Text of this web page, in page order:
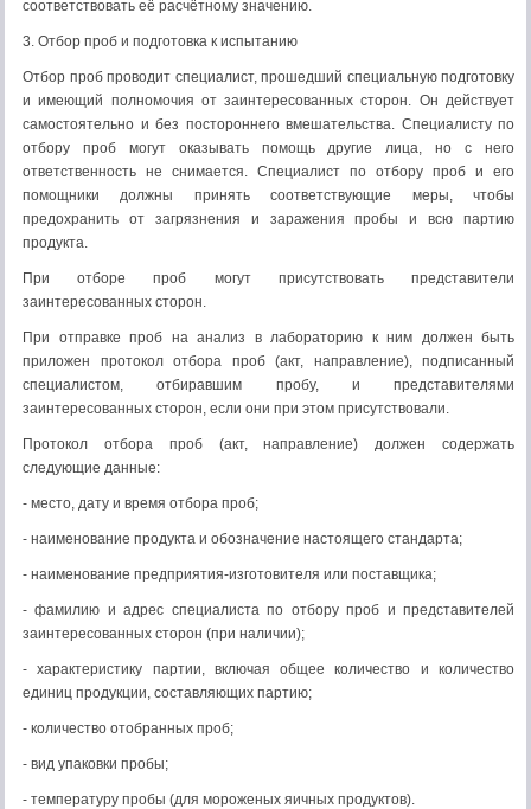
соответствовать её расчётному значению.
3. Отбор проб и подготовка к испытанию
Отбор проб проводит специалист, прошедший специальную подготовку
и имеющий полномочия от заинтересованных сторон. Он действует
самостоятельно и без постороннего вмешательства. Специалисту по
отбору проб могут оказывать помощь другие лица, но с него
ответственность не снимается. Специалист по отбору проб и его
помощники должны принять соответствующие меры, чтобы
предохранить от загрязнения и заражения пробы и всю партию
продукта.
При отборе проб могут присутствовать представители
заинтересованных сторон.
При отправке проб на анализ в лабораторию к ним должен быть
приложен протокол отбора проб (акт, направление), подписанный
специалистом, отбиравшим пробу, и представителями
заинтересованных сторон, если они при этом присутствовали.
Протокол отбора проб (акт, направление) должен содержать
следующие данные:
- место, дату и время отбора проб;
- наименование продукта и обозначение настоящего стандарта;
- наименование предприятия-изготовителя или поставщика;
- фамилию и адрес специалиста по отбору проб и представителей
заинтересованных сторон (при наличии);
- характеристику партии, включая общее количество и количество
единиц продукции, составляющих партию;
- количество отобранных проб;
- вид упаковки пробы;
- температуру пробы (для мороженых яичных продуктов).